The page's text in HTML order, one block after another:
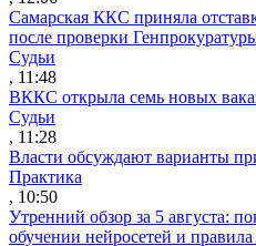
Самарская ККС приняла
после проверки
Судьи
, 11:48
ВККС открыла семь новых
Судьи
, 11:28
Власти обсуждают варианты
Практика
, 10:50
Утренний обзор за 5 августа:
обучении нейросетей и